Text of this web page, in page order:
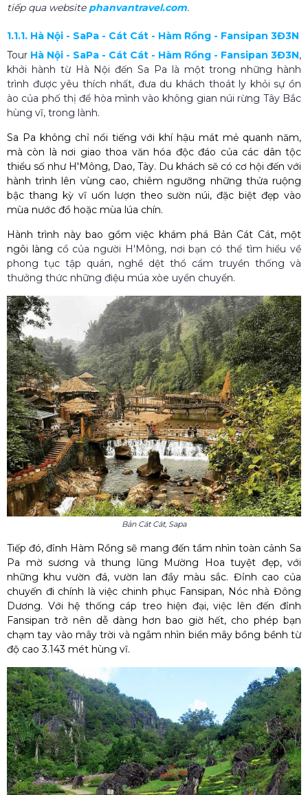
tiếp qua website phanvantravel.com.
1.1.1. Hà Nội - SaPa - Cát Cát - Hàm Rồng - Fansipan 3Đ3N
Tour Hà Nội - SaPa - Cát Cát - Hàm Rồng - Fansipan 3Đ3N,
khởi hành từ Hà Nội đến Sa Pa là một trong những hành
trình được yêu thích nhất, đưa du khách thoát ly khỏi sự ồn
ào của phố thị để hòa mình vào không gian núi rừng Tây Bắc
hùng vĩ, trong lành.
Sa Pa không chỉ nổi tiếng với khí hậu mát mẻ quanh năm,
mà còn là nơi giao thoa văn hóa độc đáo của các dân tộc
thiểu số như H'Mông, Dao, Tày. Du khách sẽ có cơ hội đến với
hành trình lên vùng cao, chiêm ngưỡng những thửa ruộng
bậc thang kỳ vĩ uốn lượn theo sườn núi, đặc biệt đẹp vào
mùa nước đổ hoặc mùa lúa chín.
Hành trình này bao gồm việc khám phá Bản Cát Cát, một
ngôi làng cổ của người H'Mông, nơi bạn có thể tìm hiểu về
phong tục tập quán, nghề dệt thổ cẩm truyền thống và
thưởng thức những điệu múa xòe uyển chuyển.
Bản Cát Cát, Sapa
Tiếp đó,đỉnh Hàm Rồng sẽ mang đến tầm nhìn toàn cảnh Sa
Pa mờ sương và thung lũng Mường Hoa tuyệt đẹp, với
những khu vườn đá, vườn lan đầy màu sắc. Đỉnh cao của
chuyến đi chính là việc chinh phục Fansipan, Nóc nhà Đông
Dương. Với hệ thống cáp treo hiện đại, việc lên đến đỉnh
Fansipan trở nên dễ dàng hơn bao giờ hết, cho phép bạn
chạm tay vào mây trời và ngắm nhìn biển mây bồng bềnh từ
độ cao 3.143 mét hùng vĩ.